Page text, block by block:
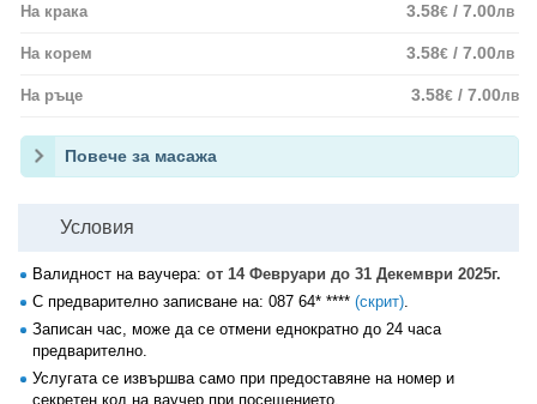
На крака 3.58€ / 7.00лв
На корем 3.58€ / 7.00лв
На ръце 3.58€ / 7.00лв
Повече за масажа
Условия
Валидност на ваучера: от 14 Февруари до 31 Декември 2025г.
С предварително записване на: 087 64* **** (скрит).
Записан час, може да се отмени еднократно до 24 часа
предварително.
Услугата се извършва само при предоставяне на номер и
секретен код на ваучер при посещението.